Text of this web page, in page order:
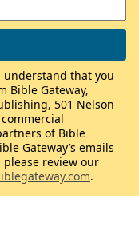
understand that you
Bible Gateway,
501 Nelson
of Bible
Gateway’s emails
review our
.